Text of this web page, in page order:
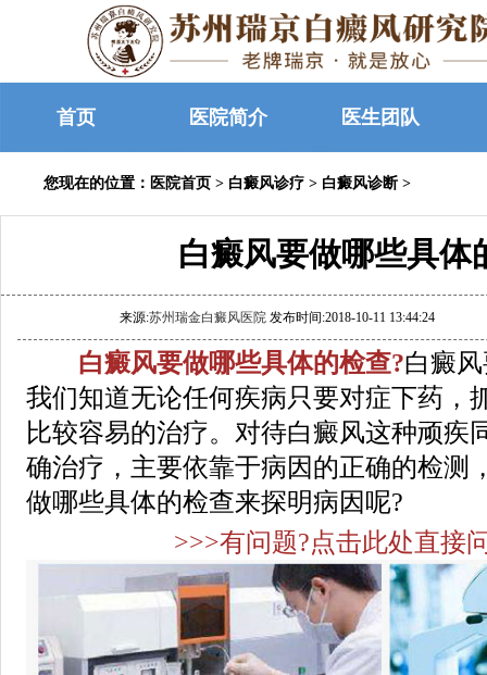
首页 医院简介 医生团队
您现在的位置： 医院首页 > 白癜风诊疗 > 白癜风诊断 >
白癜风要做哪些具体
来源:苏州瑞金白癜风医院 发布时间:2018-10-11 13:44:24
白癜风要做哪些具体的检查?白癜
我们知道无论任何疾病只要对症下药，
比较容易的治疗。对待白癜风这种顽疾
确治疗，主要依靠于病因的正确的检测
做哪些具体的检查来探明病因呢?
>>>有问题?点击此处直接